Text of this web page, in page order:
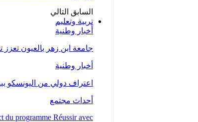
السابق التالي
تربية وتعليم
أخبار وطنية
جامعة ابن زهر بالعيون تعزز
أخبار وطنية
اعتراف دولي من اليونسكو
أحداث مجتمع
programme Réussir avec…